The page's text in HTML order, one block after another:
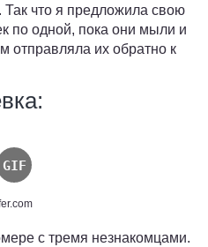
Так что я предложила свою
по одной, пока они мыли и
отправляла их обратно к
с тремя незнакомцами.